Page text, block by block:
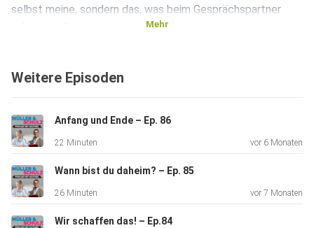
selbst meine, sondern das, was beim Gesprächspartner
Konflikte. Durch die Auseinandersetzung mit der Thematik
man, Wortwendungen kritisch zu hinterfragen, die zuvor als
selbstverständlich galten. Um das Ganze dann noch einen
Schritt
weiterzugehen, stellen Elke und Elke sich in dieser Folge
die
die
Mehr
Weitere Episoden
Anfang und Ende – Ep. 86
22 Minuten vor 6 Monaten
Wann bist du daheim? – Ep. 85
26 Minuten vor 7 Monaten
Wir schaffen das! – Ep.84